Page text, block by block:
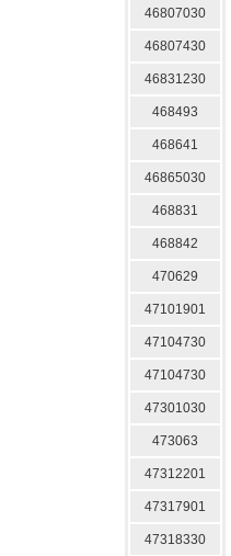
46807030
46807430
46831230
468493
468641
46865030
468831
468842
470629
47101901
47104730
47104730
47301030
473063
47312201
47317901
47318330